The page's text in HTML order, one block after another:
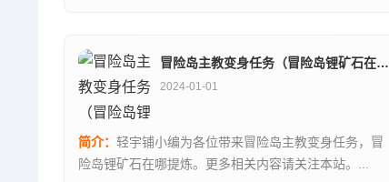
冒险岛主教变身任务（冒险岛锂矿石在哪提炼）
2024-01-01
简介： 轻宇铺小编为各位带来冒险岛主教变身任务，冒
险岛锂矿石在哪提炼。更多相关内容请关注本站。...